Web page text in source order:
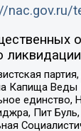
nac.gov.ru/
Капища Веды
Пит